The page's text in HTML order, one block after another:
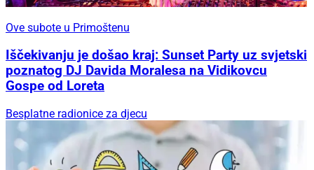
Ove subote u Primoštenu
Iščekivanju je došao kraj: Sunset Party uz svjetski
poznatog DJ Davida Moralesa na Vidikovcu
Gospe od Loreta
Besplatne radionice za djecu